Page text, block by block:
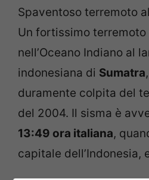
Spaventoso terremoto
Un fortissimo
nell’Oceano Indiano al
indonesiana di Sumatra
duramente colpita del
del 2004. Il sisma è
13:49 ora italiana,
capitale dell’Indonesia,